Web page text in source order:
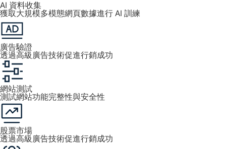
AI 資料收集
獲取大規模多模態網頁數據進行 AI 訓練
廣告驗證
透過高級廣告技術促進行銷成功
網站測試
測試網站功能完整性與安全性
股票市場
透過高級廣告技術促進行銷成功